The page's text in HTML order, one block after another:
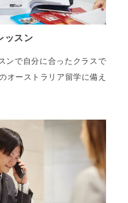
ッスン
ンで自分に合ったクラスで
オーストラリア留学に備え